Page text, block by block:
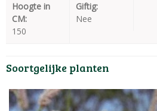
Hoogte in
CM:
150
Giftig:
Nee
Soortgelijke planten